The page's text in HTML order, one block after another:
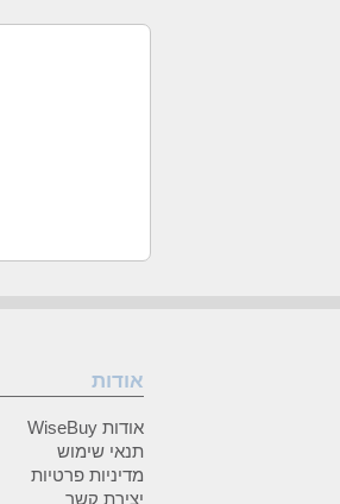
אודות
אודות WiseBuy
תנאי שימוש
מדיניות פרטיות
יצירת קשר